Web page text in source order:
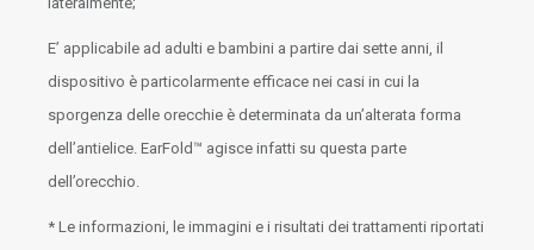
E’ applicabile ad adulti e bambini a partire dai sette anni, il
dispositivo è particolarmente efficace nei casi in cui la
sporgenza delle orecchie è determinata da un’alterata forma
dell’antielice. EarFold™ agisce infatti su questa parte
dell’orecchio.
* Le informazioni, le immagini e i risultati dei trattamenti riportati